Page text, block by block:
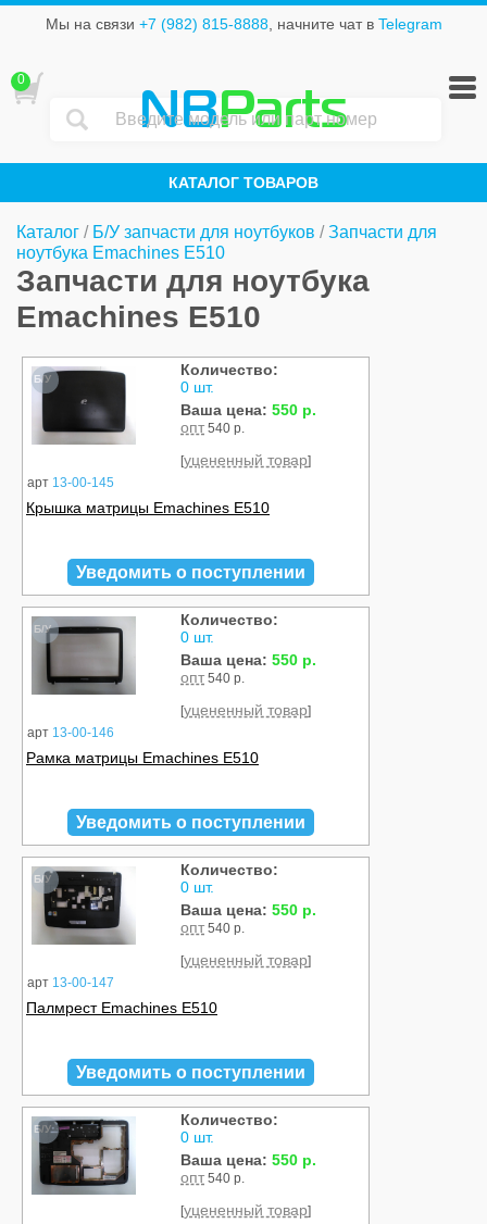
Мы на связи +7 (982) 815-8888, начните чат в Telegram
NBParts
КАТАЛОГ ТОВАРОВ
0
Каталог / Б/У запчасти для ноутбуков /Запчасти для
ноутбука Emachines E510
Запчасти для ноутбука
Emachines E510
Б/У
арт 13-00-145
Количество:
0 шт.
Ваша цена: 550 р.
опт 540 р.
[уцененный товар]
Крышка матрицы Emachines E510
Уведомить о поступлении
Б/У
арт 13-00-146
Количество:
0 шт.
Ваша цена: 550 р.
опт 540 р.
[уцененный товар]
Рамка матрицы Emachines E510
Уведомить о поступлении
Б/У
арт 13-00-147
Количество:
0 шт.
Ваша цена: 550 р.
опт 540 р.
[уцененный товар]
Палмрест Emachines E510
Уведомить о поступлении
Б/У
Количество:
0 шт.
Ваша цена: 550 р.
опт 540 р.
[уцененный товар]